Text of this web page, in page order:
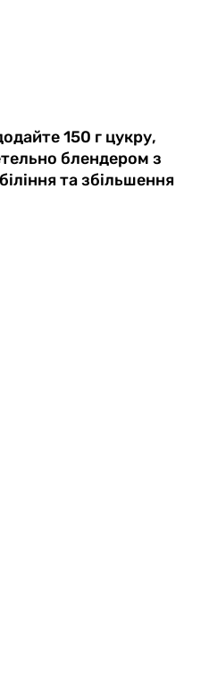
150 г цукру,
блендером з
та збільшення